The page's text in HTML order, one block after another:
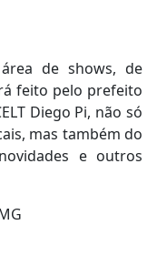
de shows, de
feito pelo prefeito
Diego Pi, não só
mas também do
e outros